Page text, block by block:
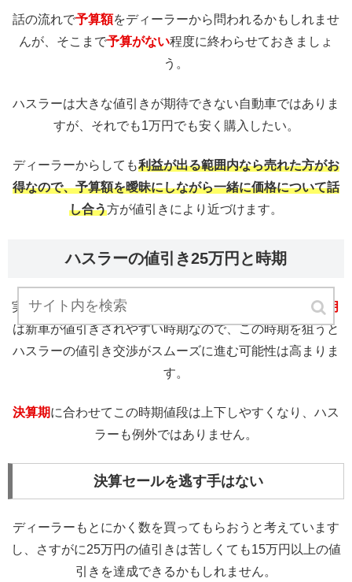
話の流れで予算額をディーラーから問われるかもしれませ
んが、そこまで予算がない程度に終わらせておきましょ
う。
ハスラーは大きな値引きが期待できない自動車ではありま
すが、それでも1万円でも安く購入したい。
ディーラーからしても利益が出る範囲内なら売れた方がお
得なので、予算額を曖昧にしながら一緒に価格について話
し合う方が値引きにより近づけます。
ハスラーの値引き25万円と時期
実は意外と気にされていない方が多いのですが、
2月や3月
は新車が値引きされやすい時期なので、この時期を狙うと
ハスラーの値引き交渉がスムーズに進む可能性は高まりま
す。
決算期に合わせてこの時期値段は上下しやすくなり、ハス
ラーも例外ではありません。
決算セールを逃す手はない
ディーラーもとにかく数を買ってもらおうと考えています
し、さすがに25万円の値引きは苦しくても15万円以上の値
引きを達成できるかもしれません。